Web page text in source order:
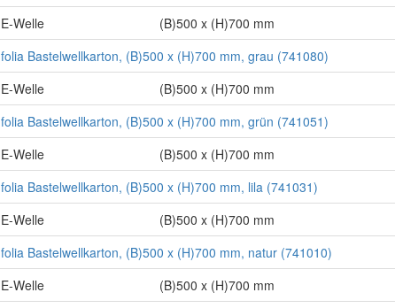
E-Welle
(B)500 x (H)700 mm
folia Bastelwellkarton, (B)500 x (H)700 mm, grau (741080)
E-Welle
(B)500 x (H)700 mm
folia Bastelwellkarton, (B)500 x (H)700 mm, grün (741051)
E-Welle
(B)500 x (H)700 mm
folia Bastelwellkarton, (B)500 x (H)700 mm, lila (741031)
E-Welle
(B)500 x (H)700 mm
folia Bastelwellkarton, (B)500 x (H)700 mm, natur (741010)
E-Welle
(B)500 x (H)700 mm